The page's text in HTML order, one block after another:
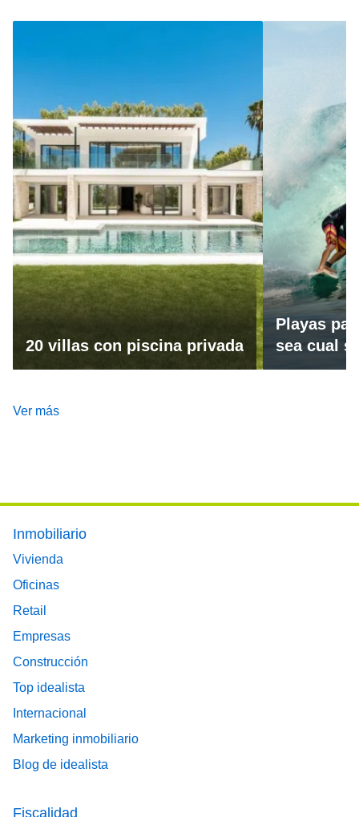
20 villas con piscina privada
Playas
sea cual
Ver más
Footer main menu
Inmobiliario
Vivienda
Oficinas
Retail
Empresas
Construcción
Top idealista
Internacional
Marketing inmobiliario
Blog de idealista
Fiscalidad